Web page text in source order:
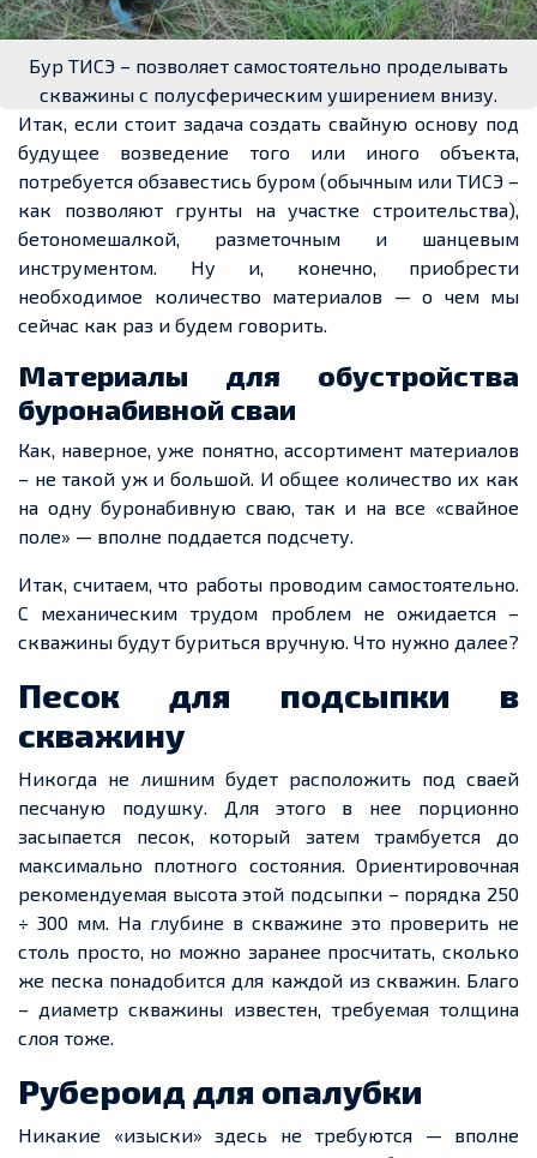
Бур ТИСЭ – позволяет самостоятельно проделывать
скважины с полусферическим уширением внизу.
Итак, если стоит задача создать свайную основу под
будущее возведение того или иного объекта,
потребуется обзавестись буром (обычным или ТИСЭ –
как позволяют грунты на участке строительства),
бетономешалкой, разметочным и шанцевым
инструментом. Ну и, конечно, приобрести
необходимое количество материалов — о чем мы
сейчас как раз и будем говорить.
Материалы для обустройства
буронабивной сваи
Как, наверное, уже понятно, ассортимент материалов
– не такой уж и большой. И общее количество их как
на одну буронабивную сваю, так и на все «свайное
поле» — вполне поддается подсчету.
Итак, считаем, что работы проводим самостоятельно.
С механическим трудом проблем не ожидается –
скважины будут буриться вручную. Что нужно далее?
Песок для подсыпки в
скважину
Никогда не лишним будет расположить под сваей
песчаную подушку. Для этого в нее порционно
засыпается песок, который затем трамбуется до
максимально плотного состояния. Ориентировочная
рекомендуемая высота этой подсыпки – порядка 250
÷ 300 мм. На глубине в скважине это проверить не
столь просто, но можно заранее просчитать, сколько
же песка понадобится для каждой из скважин. Благо
– диаметр скважины известен, требуемая толщина
слоя тоже.
Рубероид для опалубки
Никакие «изыски» здесь не требуются — вполне